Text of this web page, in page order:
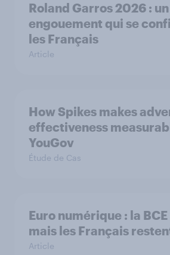
Roland Garros 2026 : un
engouement qui se
les Français
Article
How Spikes makes
effectiveness
YouGov
Étude de Cas
Euro numérique : la
mais les Français
Article